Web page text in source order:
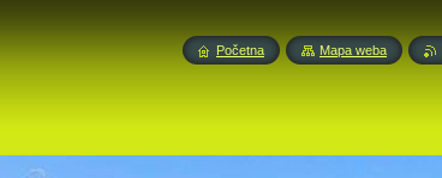
Početna Mapa weba